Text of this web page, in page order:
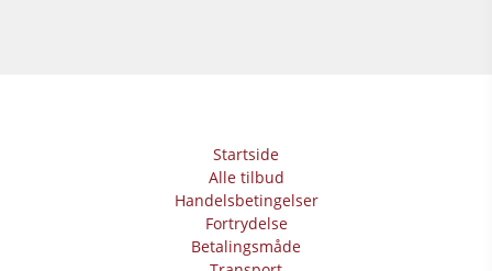
Renluft udsugningssystemer & spånsuger
Fremtrækapparater
Startside
Alle tilbud
Handelsbetingelser
Fortrydelse
Betalingsmåde